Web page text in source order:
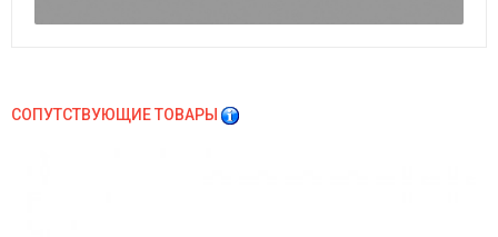
СОПУТСТВУЮЩИЕ ТОВАРЫ